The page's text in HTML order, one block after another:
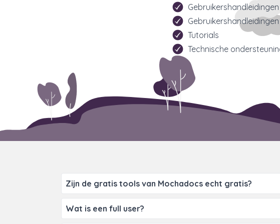
Gebruikershandleidingen
Tutorials
Technische
Zijn de gratis tools van Mochadocs echt gratis?
Ja! Dit is geen gratis proefversie. De gratis tools van
1.000.000 contracten, contacten, bedrijven toevoegen,
Wat is een full user?